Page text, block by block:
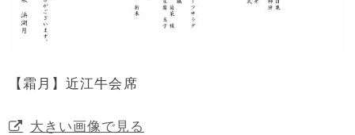
【霜月】近江牛会席
大きい画像で見る